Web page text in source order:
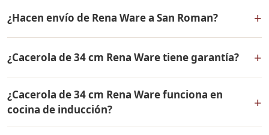
en todo el Perú. Contáctame por WhatsApp para
conocer el precio actual, promociones disponibles y
facilidades de pago en cuotas desde el 10% de inicial.
¿Hacen envío de Rena Ware a San Roman? +
Ware a San Roman, Puno y a todo el Perú. El pago es
contra entrega.
¿Cacerola de 34 cm Rena Ware tiene garantía? +
vida contra defectos de fabricación. Todos los
productos Rena Ware están fabricados en acero
inoxidable quirúrgico 18/10 de la más alta calidad.
¿Cacerola de 34 cm Rena Ware funciona en
cocina de inducción?
+